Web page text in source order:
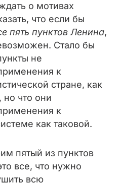
о мотивах
что если бы
пять пунктов Ленина,
Стало бы
не
к
стране, как
но что они
к
как таковой.
пятый из пунктов
все, что нужно
всю